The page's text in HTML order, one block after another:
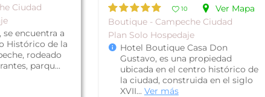
Ciudad
se encuentra a
Histórico de la
rodeado
parqu...
10
Ver Mapa
Boutique - Campeche Ciudad
Plan Solo Hospedaje
Hotel Boutique Casa Don
Gustavo, es una propiedad
ubicada en el centro histórico de
la ciudad, construida en el siglo
XVII... Ver más